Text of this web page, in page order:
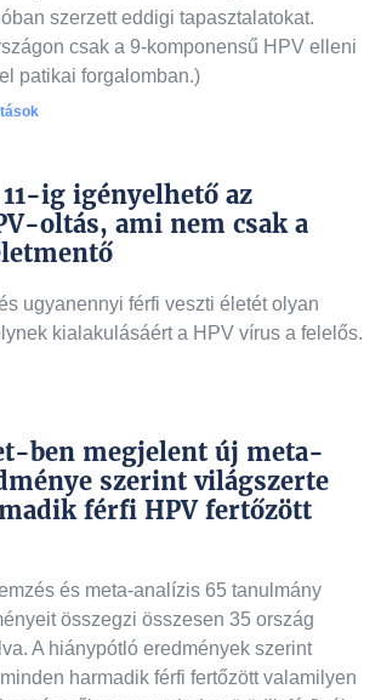
szerzett eddigi tapasztalatokat.
csak a 9-komponensű HPV elleni
patikai forgalomban.)
ig igényelhető az
oltás, ami nem csak a
ugyanennyi férfi veszti életét olyan
kialakulásáért a HPV vírus a felelős.
ben megjelent új meta-
szerint világszerte
férfi HPV fertőzött
és meta-analízis 65 tanulmány
összegzi összesen 35 ország
A hiánypótló eredmények szerint
harmadik férfi fertőzött valamilyen